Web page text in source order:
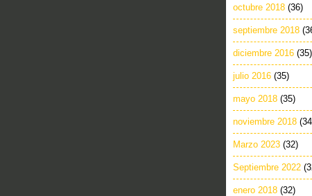
octubre 2018 (36)
septiembre 2018
diciembre 2016 (35)
julio 2016 (35)
mayo 2018 (35)
noviembre 2018
Marzo 2023 (32)
Septiembre 2022
enero 2018 (32)